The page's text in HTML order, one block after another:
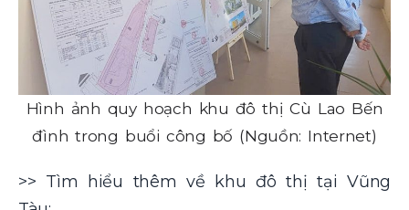
Hình ảnh quy hoạch khu đô thị Cù Lao Bến
đình trong buổi công bố (Nguồn: Internet)
>> Tìm hiểu thêm về khu đô thị tại Vũng